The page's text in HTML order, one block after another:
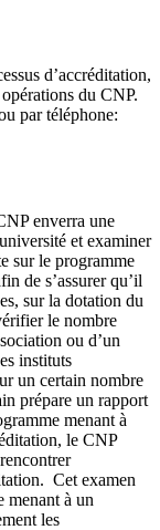
d’accréditation,
du CNP.
par téléphone:
enverra une
et examiner
sur le programme
de s’assurer qu’il
sur la dotation du
le nombre
ou d’un
instituts
un certain nombre
prépare un rapport
menant à
le CNP
Cet examen
menant à un
les